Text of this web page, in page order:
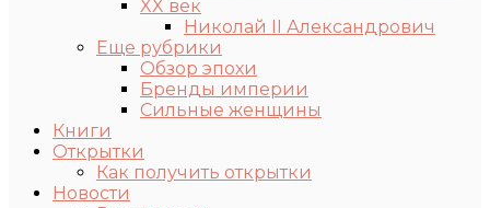
XX век
Николай II Александрович
Еще рубрики
Обзор эпохи
Бренды империи
Сильные женщины
Книги
Открытки
Как получить открытки
Новости